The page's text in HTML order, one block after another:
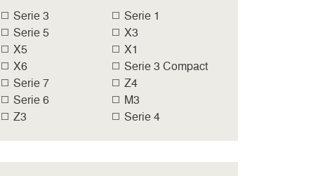
Serie 3
Serie 1
Serie 5
X3
X5
X1
X6
Serie 3 Compact
Serie 7
Z4
Serie 6
M3
Z3
Serie 4